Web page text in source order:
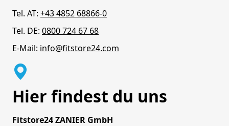
Tel. AT: +43 4852 68866-0
Tel. DE: 0800 724 67 68
E-Mail: info@fitstore24.com
Hier findest du uns
Fitstore24 ZANIER GmbH